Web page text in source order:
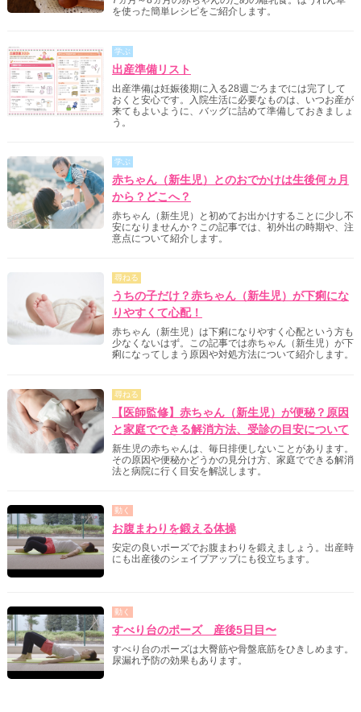
を使った簡単レシピをご紹介します。
学ぶ
出産準備リスト
出産準備は妊娠後期に入る28週ごろまでには完了して
おくと安心です。入院生活に必要なものは、いつお産が
来てもよいように、バッグに詰めて準備しておきましょ
う。
学ぶ
赤ちゃん（新生児）とのおでかけは生後何ヵ月
から？どこへ？
赤ちゃん（新生児）と初めてお出かけすることに少し不
安になりませんか？この記事では、初外出の時期や、注
意点について紹介します。
尋ねる
うちの子だけ？赤ちゃん（新生児）が下痢にな
りやすくて心配！
赤ちゃん（新生児）は下痢になりやすく心配という方も
少なくないはず。この記事では赤ちゃん（新生児）が下
痢になってしまう原因や対処方法について紹介します。
尋ねる
【医師監修】赤ちゃん（新生児）が便秘？原因
と家庭でできる解消方法、受診の目安について
新生児の赤ちゃんは、毎日排便しないことがあります。
その原因や便秘かどうかの見分け方、家庭でできる解消
法と病院に行く目安を解説します。
動く
お腹まわりを鍛える体操
安定の良いポーズでお腹まわりを鍛えましょう。出産時
にも出産後のシェイプアップにも役立ちます。
動く
すべり台のポーズ 産後5日目〜
すべり台のポーズは大臀筋や骨盤底筋をひきしめます。
尿漏れ予防の効果もあります。